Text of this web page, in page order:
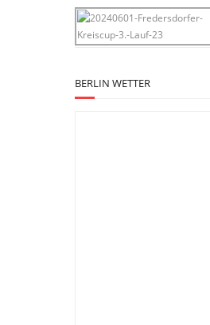
BERLIN WETTER